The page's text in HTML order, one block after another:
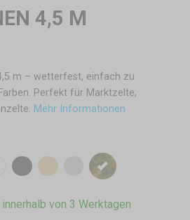
4,5 M
m – wetterfest, einfach zu
Perfekt für Marktzelte,
Mehr Informationen
von 3 Werktagen